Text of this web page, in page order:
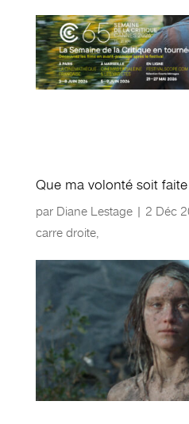
Que ma volonté soit
par Diane Lestage| 2 Déc
carre droite,